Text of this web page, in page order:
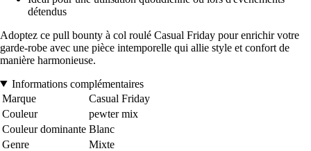
détendus
Adoptez ce pull bounty à col roulé Casual Friday pour enrichir votre
garde-robe avec une pièce intemporelle qui allie style et confort de
manière harmonieuse.
Informations complémentaires
Marque
Casual Friday
Couleur
pewter mix
Couleur dominante Blanc
Genre
Mixte